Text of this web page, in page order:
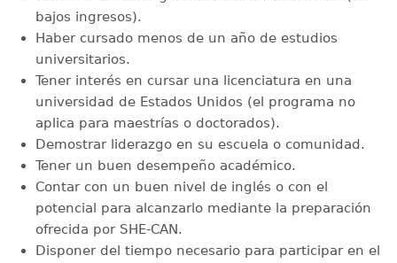
bajos ingresos).
Haber cursado menos de un año de estudios
universitarios.
Tener interés en cursar una licenciatura en una
universidad de Estados Unidos (el programa no
aplica para maestrías o doctorados).
Demostrar liderazgo en su escuela o comunidad.
Tener un buen desempeño académico.
Contar con un buen nivel de inglés o con el
potencial para alcanzarlo mediante la preparación
ofrecida por SHE-CAN.
Disponer del tiempo necesario para participar en el